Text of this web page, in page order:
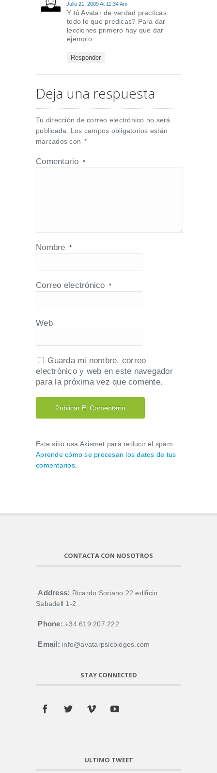
Julio 21, 2009 At 11:34 Am
Y tú Avatar de verdad practicas
todo lo que predicas? Para dar
lecciones primero hay que dar
ejemplo.
Responder
Deja una respuesta
Tu dirección de correo electrónico no será
publicada.
Los campos obligatorios están
marcados con *
Comentario *
Nombre *
Correo electrónico *
Web
Guarda mi nombre, correo
electrónico y web en este navegador
para la próxima vez que comente.
Este sitio usa Akismet para reducir el spam.
Aprende cómo se procesan los datos de tus
comentarios.
CONTACTA CON NOSOTROS
Address: Ricardo Soriano 22 edificio
Sabadell 1-2
Phone: +34 619 207 222
Email: info@avatarpsicologos.com
STAY CONNECTED
ULTIMO TWEET